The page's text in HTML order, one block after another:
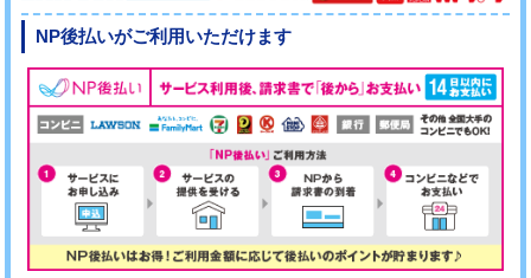
NP後払いがご利用いただけます